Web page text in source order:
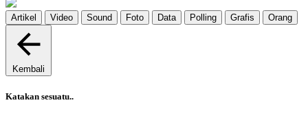
Artikel Video Sound Foto Data Polling Grafis Orang
Kembali
Katakan sesuatu..